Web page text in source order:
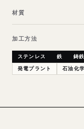
材質
加工方法
ステンレス 鉄 鋳鉄
発電プラント
石油化学